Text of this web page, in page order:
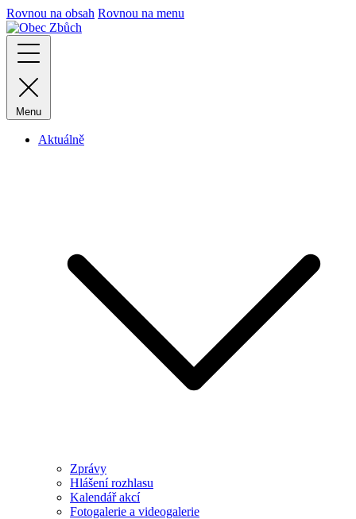
Rovnou na obsah Rovnou na menu
Menu
Aktuálně
Zprávy
Hlášení rozhlasu
Kalendář akcí
Fotogalerie a videogalerie